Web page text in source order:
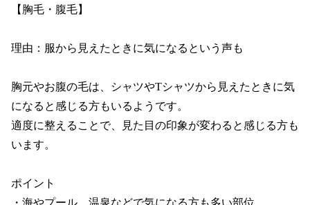
【胸毛・腹毛】
理由：服から見えたときに気になるという声も
胸元やお腹の毛は、シャツやTシャツから見えたときに気
になると感じる方もいるようです。
適度に整えることで、見た目の印象が変わると感じる方も
います。
ポイント
・海やプール、温泉などで気になる方も多い部位